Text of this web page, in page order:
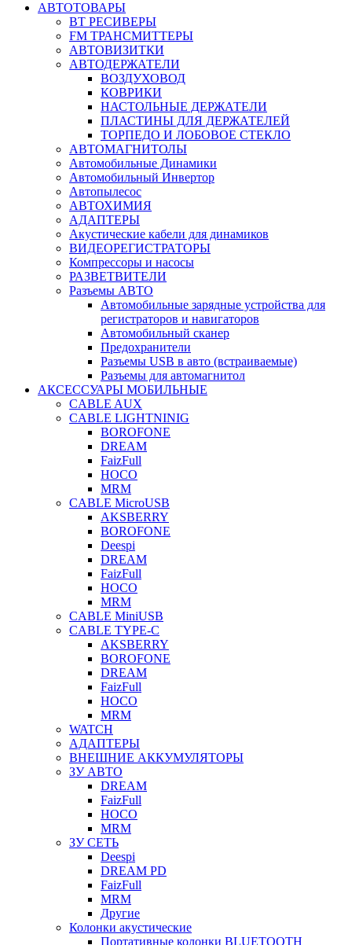
АВТОТОВАРЫ
BT РЕСИВЕРЫ
FM ТРАНСМИТТЕРЫ
АВТОВИЗИТКИ
АВТОДЕРЖАТЕЛИ
ВОЗДУХОВОД
КОВРИКИ
НАСТОЛЬНЫЕ ДЕРЖАТЕЛИ
ПЛАСТИНЫ ДЛЯ ДЕРЖАТЕЛЕЙ
ТОРПЕДО И ЛОБОВОЕ СТЕКЛО
АВТОМАГНИТОЛЫ
Автомобильные Динамики
Автомобильный Инвертор
Автопылесос
АВТОХИМИЯ
АДАПТЕРЫ
Акустические кабели для динамиков
ВИДЕОРЕГИСТРАТОРЫ
Компрессоры и насосы
РАЗВЕТВИТЕЛИ
Разъемы АВТО
Автомобильные зарядные устройства для
регистраторов и навигаторов
Автомобильный сканер
Предохранители
Разъемы USB в авто (встраиваемые)
Разъемы для автомагнитол
АКСЕССУАРЫ МОБИЛЬНЫЕ
CABLE AUX
CABLE LIGHTNINIG
BOROFONE
DREAM
FaizFull
HOCO
MRM
CABLE MicroUSB
AKSBERRY
BOROFONE
Deespi
DREAM
FaizFull
HOCO
MRM
CABLE MiniUSB
CABLE TYPE-C
AKSBERRY
BOROFONE
DREAM
FaizFull
HOCO
MRM
WATCH
АДАПТЕРЫ
ВНЕШНИЕ АККУМУЛЯТОРЫ
ЗУ АВТО
DREAM
FaizFull
HOCO
MRM
ЗУ СЕТЬ
Deespi
DREAM PD
FaizFull
MRM
Другие
Колонки акустические
Портативные колонки BLUETOOTH